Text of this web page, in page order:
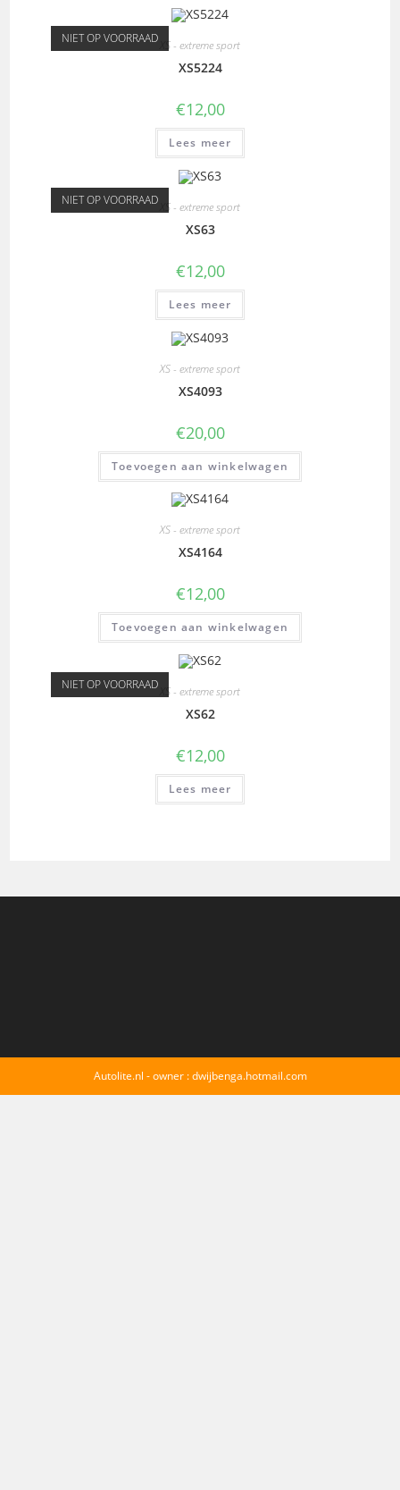
NIET OP VOORRAAD XS - extreme sport
XS5224
€12,00
Lees meer
NIET OP VOORRAAD XS - extreme sport
XS63
€12,00
Lees meer
XS - extreme sport
XS4093
€20,00
Toevoegen aan winkelwagen
XS - extreme sport
XS4164
€12,00
Toevoegen aan winkelwagen
NIET OP VOORRAAD XS - extreme sport
XS62
€12,00
Lees meer
Autolite.nl - owner : dwijbenga.hotmail.com